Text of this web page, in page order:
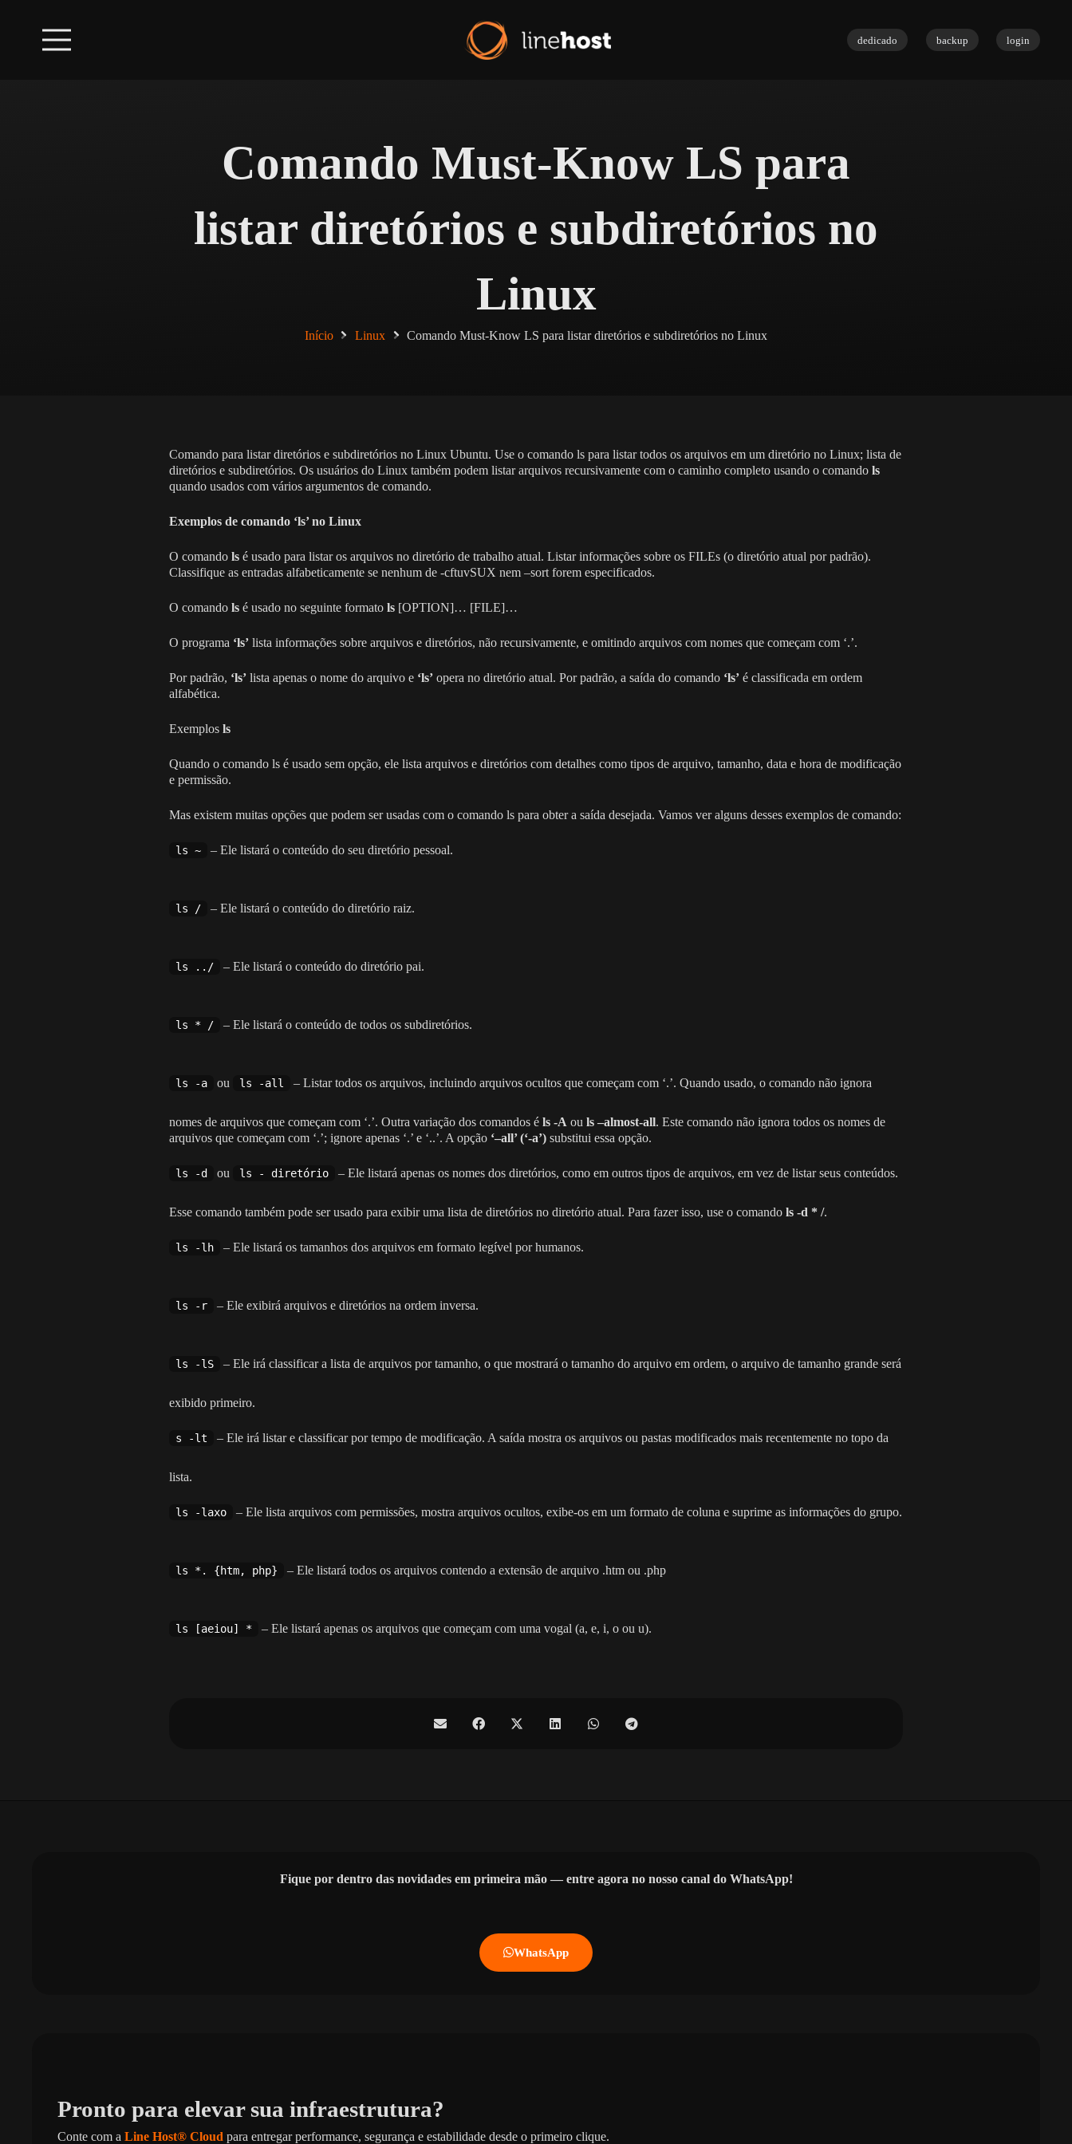
dedicado backup login
Comando Must-Know LS para
listar diretórios e subdiretórios no
Linux
Início Linux Comando Must-Know LS para listar diretórios e subdiretórios no Linux
Comando para listar diretórios e subdiretórios no Linux Ubuntu. Use o comando ls para listar todos os arquivos em um diretório no Linux; lista de
diretórios e subdiretórios. Os usuários do Linux também podem listar arquivos recursivamente com o caminho completo usando o comando ls
quando usados ​​com vários argumentos de comando.
Exemplos de comando ‘ls’ no Linux
O comando ls é usado para listar os arquivos no diretório de trabalho atual. Listar informações sobre os FILEs (o diretório atual por padrão).
Classifique as entradas alfabeticamente se nenhum de -cftuvSUX nem –sort forem especificados.
O comando ls é usado no seguinte formato ls [OPTION]… [FILE]…
O programa ‘ls’ lista informações sobre arquivos e diretórios, não recursivamente, e omitindo arquivos com nomes que começam com ‘.’.
Por padrão, ‘ls’ lista apenas o nome do arquivo e ‘ls’ opera no diretório atual. Por padrão, a saída do comando ‘ls’ é classificada em ordem
alfabética.
Exemplos ls
Quando o comando ls é usado sem opção, ele lista arquivos e diretórios com detalhes como tipos de arquivo, tamanho, data e hora de modificação
e permissão.
Mas existem muitas opções que podem ser usadas com o comando ls para obter a saída desejada. Vamos ver alguns desses exemplos de comando:
ls ~ – Ele listará o conteúdo do seu diretório pessoal.
ls / – Ele listará o conteúdo do diretório raiz.
ls ../ – Ele listará o conteúdo do diretório pai.
ls * / – Ele listará o conteúdo de todos os subdiretórios.
ls -a ou ls -all – Listar todos os arquivos, incluindo arquivos ocultos que começam com ‘.’. Quando usado, o comando não ignora
nomes de arquivos que começam com ‘.’. Outra variação dos comandos é ls -A ou ls –almost-all. Este comando não ignora todos os nomes de
arquivos que começam com ‘.’; ignore apenas ‘.’ e ‘..’. A opção ‘–all’ (‘-a’) substitui essa opção.
ls -d ou ls - diretório – Ele listará apenas os nomes dos diretórios, como em outros tipos de arquivos, em vez de listar seus conteúdos.
Esse comando também pode ser usado para exibir uma lista de diretórios no diretório atual. Para fazer isso, use o comando ls -d * /.
ls -lh – Ele listará os tamanhos dos arquivos em formato legível por humanos.
ls -r – Ele exibirá arquivos e diretórios na ordem inversa.
ls -lS – Ele irá classificar a lista de arquivos por tamanho, o que mostrará o tamanho do arquivo em ordem, o arquivo de tamanho grande será
exibido primeiro.
s -lt – Ele irá listar e classificar por tempo de modificação. A saída mostra os arquivos ou pastas modificados mais recentemente no topo da
lista.
ls -laxo – Ele lista arquivos com permissões, mostra arquivos ocultos, exibe-os em um formato de coluna e suprime as informações do grupo.
ls *. {htm, php} – Ele listará todos os arquivos contendo a extensão de arquivo .htm ou .php
ls [aeiou] * – Ele listará apenas os arquivos que começam com uma vogal (a, e, i, o ou u).
Fique por dentro das novidades em primeira mão — entre agora no nosso canal do WhatsApp!
WhatsApp
Pronto para elevar sua infraestrutura?
Conte com a Line Host® Cloud para entregar performance, segurança e estabilidade desde o primeiro clique.